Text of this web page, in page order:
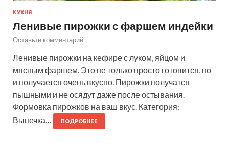
КУХНЯ
Ленивые пирожки с фаршем индейки
Оставьте комментарий
Ленивые пирожки на кефире с луком, яйцом и
мясным фаршем. Это не только просто готовится, но
и получается очень вкусно. Пирожки получатся
пышными и не осядут даже после остывания.
Формовка пирожков на ваш вкус. Категория:
Выпечка…
ПОДРОБНЕЕ